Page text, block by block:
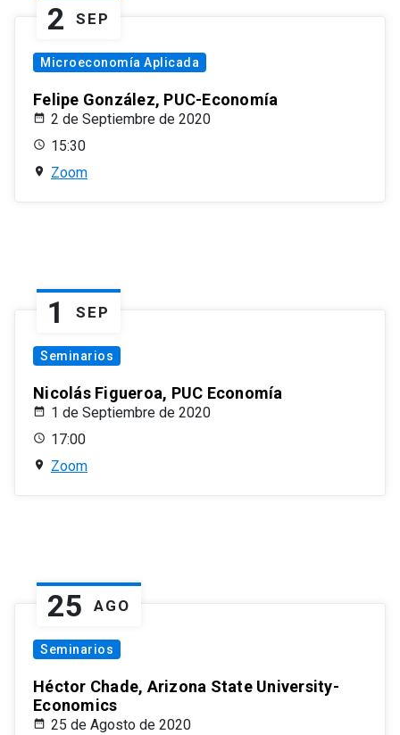
2 SEP
Microeconomía Aplicada
Felipe González, PUC-Economía
2 de Septiembre de 2020
15:30
Zoom
1 SEP
Seminarios
Nicolás Figueroa, PUC Economía
1 de Septiembre de 2020
17:00
Zoom
25 AGO
Seminarios
Héctor Chade, Arizona State University-
Economics
25 de Agosto de 2020